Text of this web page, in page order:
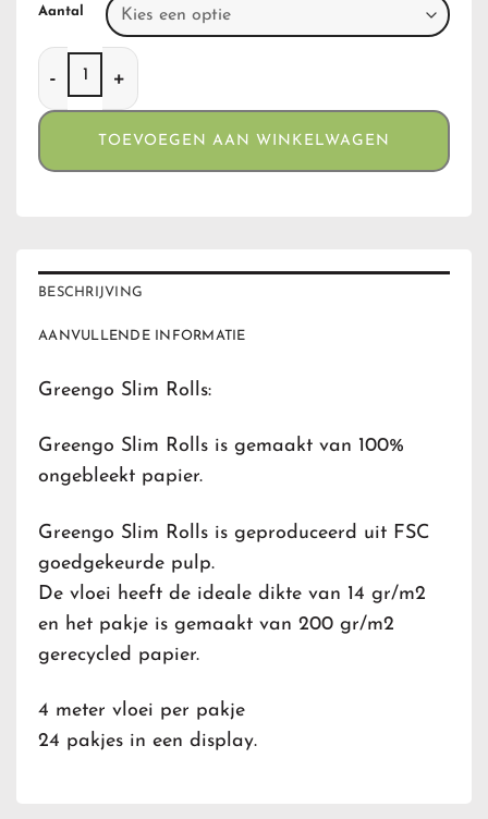
Aantal
Greengo Slim Rolls aantal
TOEVOEGEN AAN WINKELWAGEN
BESCHRIJVING
AANVULLENDE INFORMATIE
Greengo Slim Rolls:
Greengo Slim Rolls is gemaakt van 100%
ongebleekt papier.
Greengo Slim Rolls is geproduceerd uit FSC
goedgekeurde pulp.
De vloei heeft de ideale dikte van 14 gr/m2
en het pakje is gemaakt van 200 gr/m2
gerecycled papier.
4 meter vloei per pakje
24 pakjes in een display.